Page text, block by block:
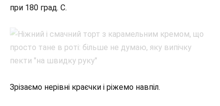
при 180 град. С.
Зрізаємо нерівні краєчки і ріжемо навпіл.